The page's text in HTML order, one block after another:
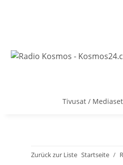
Tivusat / Mediaset
Zurück zur Liste Startseite